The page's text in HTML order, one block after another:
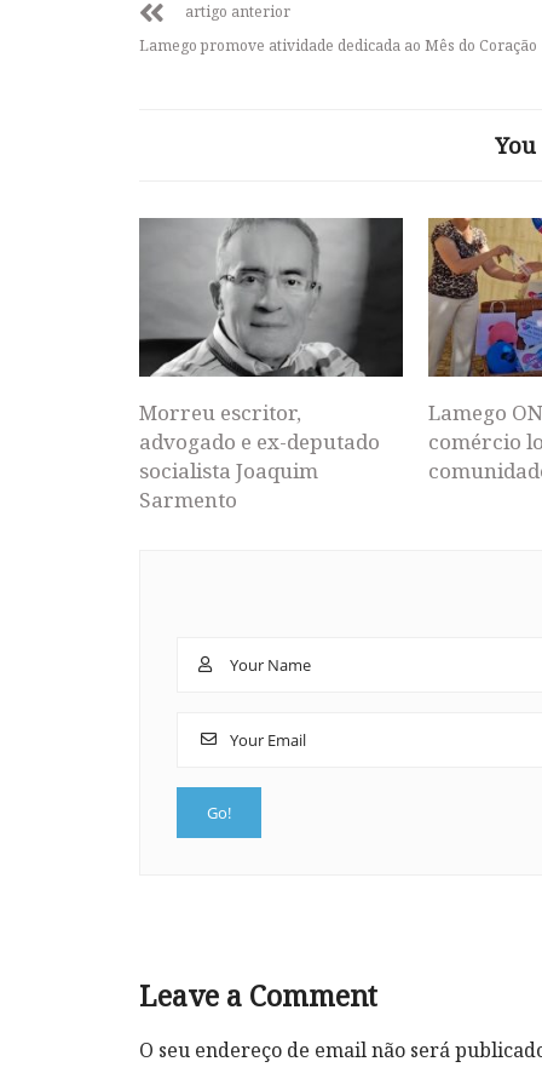
artigo anterior
Lamego promove atividade dedicada ao Mês do Coração
Morreu escritor,
advogado e ex-deputado
socialista Joaquim
Sarmento
Lamego
comércio
Leave a Comment
O seu endereço de email não será